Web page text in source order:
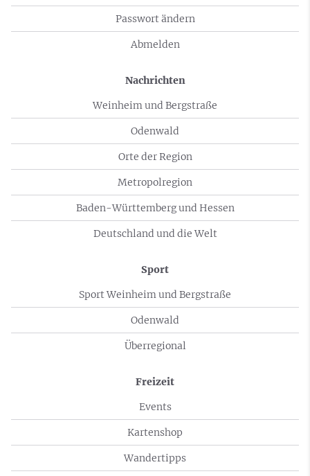
Passwort ändern
Abmelden
Nachrichten
Weinheim und Bergstraße
Odenwald
Orte der Region
Metropolregion
Baden-Württemberg und Hessen
Deutschland und die Welt
Sport
Sport Weinheim und Bergstraße
Odenwald
Überregional
Freizeit
Events
Kartenshop
Wandertipps